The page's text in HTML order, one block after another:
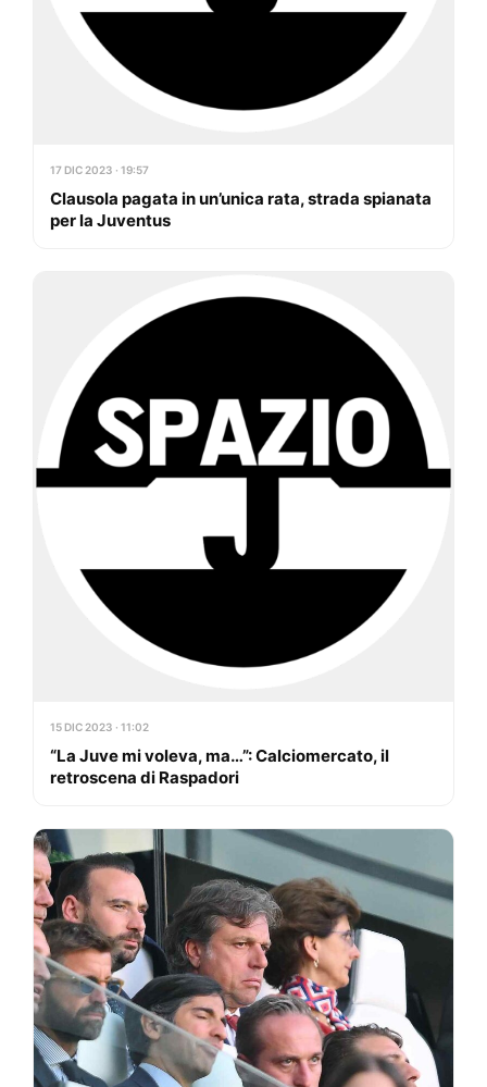
17 DIC 2023 · 19:57
Clausola pagata in un’unica rata, strada spianata
per la Juventus
15 DIC 2023 · 11:02
“La Juve mi voleva, ma…”: Calciomercato, il
retroscena di Raspadori